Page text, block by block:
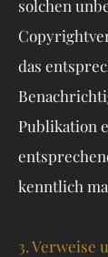
solchen
das
Publikation
kenntlich
3. Verweise